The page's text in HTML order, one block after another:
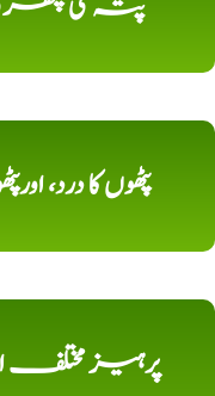
پٹھوں کا درد،
پرہیز